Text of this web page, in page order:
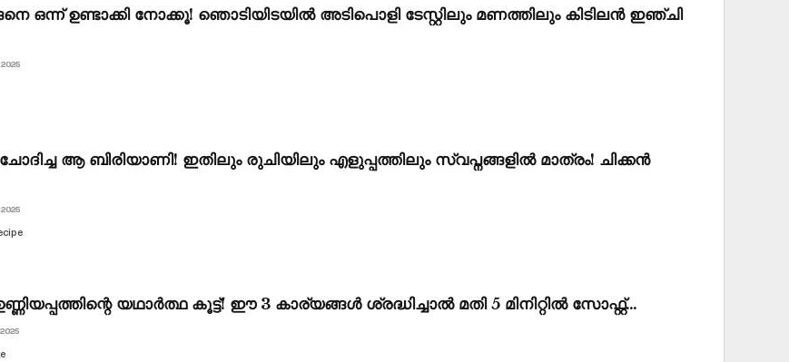
ഒന്ന് ഉണ്ടാക്കി നോക്കൂ! ഞൊടിയിടയിൽ അടിപൊളി ടേസ്റ്റിലും മണത്തിലും കിടിലൻ ഇഞ്ചി
ആ ബിരിയാണി! ഇതിലും രുചിയിലും എളുപ്പത്തിലും സ്വപ്നങ്ങളിൽ മാത്രം! ചിക്കൻ
യഥാർത്ഥ കൂട്ട്! ഈ 3 കാര്യങ്ങൾ ശ്രദ്ധിച്ചാൽ മതി 5 മിനിറ്റിൽ സോഫ്റ്റ്…